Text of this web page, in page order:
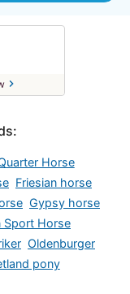
chevron_right
Horse
Friesian horse
Gypsy horse
Sport Horse
Oldenburger
pony